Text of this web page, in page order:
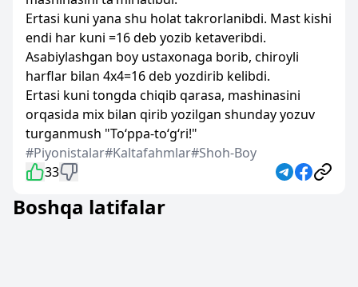
Ertasi kuni yana shu holat takrorlanibdi. Mast kishi
endi har kuni =16 deb yozib ketaveribdi.
Asabiylashgan boy ustaxonaga borib, chiroyli
harflar bilan 4x4=16 deb yozdirib kelibdi.
Ertasi kuni tongda chiqib qarasa, mashinasini
orqasida mix bilan qirib yozilgan shunday yozuv
turganmush "To‘ppa-to‘g‘ri!"
#Piyonistalar#Kaltafahmlar#Shoh-Boy
33
Boshqa latifalar